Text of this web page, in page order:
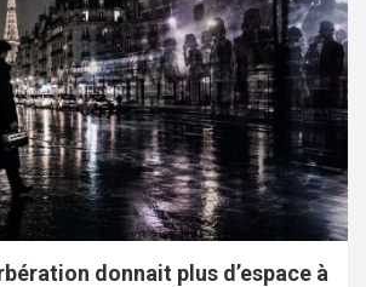
donnait plus d’espace à